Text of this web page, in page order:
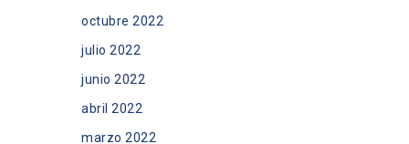
octubre 2022
julio 2022
junio 2022
abril 2022
marzo 2022